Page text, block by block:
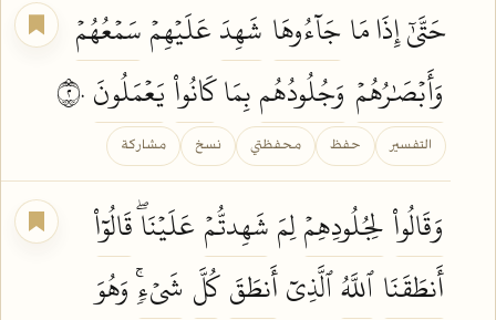
حَتَّىٰٓ إِذَا مَاجَآءُوهَا شَهِدَعَلَيۡهِمۡسَمۡعُهُمۡ
وَأَبۡصَٰرُهُمۡ وَجُلُودُهُمبِمَاكَانُواْيَعۡمَلُونَ
التفسير حفظ محفظتي نسخ مشاركة
وَقَالُواْ لِجُلُودِهِمۡلِمَشَهِدتُّمۡعَلَيۡنَاۖقَالُوٓاْ
أَنطَقَنَاٱللَّهُٱلَّذِيٓأَنطَقَ كُلَّ شَيۡءٖۚوَهُوَ